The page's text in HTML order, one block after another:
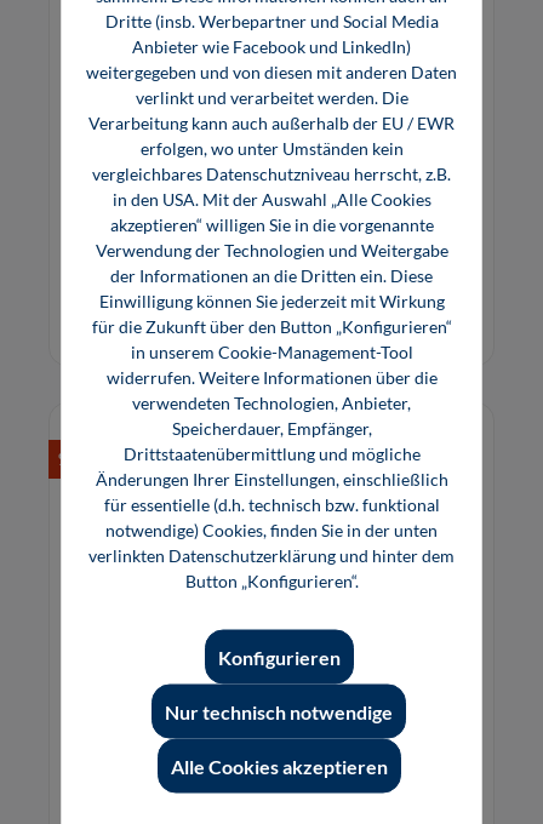
Elektronik 8: Sensorschaltungstechnik (E-
Book)
Sensorschaltungstechnik gibt einen Überblick
über die verschiedenen Baugruppen, Prinzipien,
Schaltungen und Dimensionierungsvorschriften.
Mit praxisgerechten Darstellungen und vielen
Übungsaufgaben ist es gleichermaßen für
Studium und Weiterbildung geeign
6,80 €*
23,99 €*
E-Book (PDF)
%
Elektronik 9: Leistungselektronik (E-Book)
Dritte (insb. Werbepartner und Social Media
Anbieter wie Facebook und LinkedIn)
weitergegeben und von diesen mit anderen Daten
verlinkt und verarbeitet werden. Die
Verarbeitung kann auch außerhalb der EU / EWR
erfolgen, wo unter Umständen kein
vergleichbares Datenschutzniveau herrscht, z.B.
in den USA. Mit der Auswahl „Alle Cookies
akzeptieren“ willigen Sie in die vorgenannte
Verwendung der Technologien und Weitergabe
der Informationen an die Dritten ein. Diese
Einwilligung können Sie jederzeit mit Wirkung
für die Zukunft über den Button „Konfigurieren“
in unserem Cookie-Management-Tool
widerrufen. Weitere Informationen über die
verwendeten Technologien, Anbieter,
Speicherdauer, Empfänger,
Drittstaatenübermittlung und mögliche
Änderungen Ihrer Einstellungen, einschließlich
für essentielle (d.h. technisch bzw. funktional
notwendige) Cookies, finden Sie in der unten
verlinkten Datenschutzerklärung und hinter dem
Button „Konfigurieren“.
Nur technisch notwendige
Konfigurieren
Alle Cookies akzeptieren